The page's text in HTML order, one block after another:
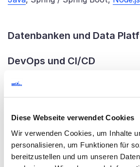
Diese Webseite verwendet Cookies
Wir verwenden Cookies, um Inhalte
personalisieren, um Funktionen für
bereitzustellen und um unseren
Datenbanken und Data
DevOps und CI/CD
Infrastruktur
Suche und Indexierung:
Identität- und